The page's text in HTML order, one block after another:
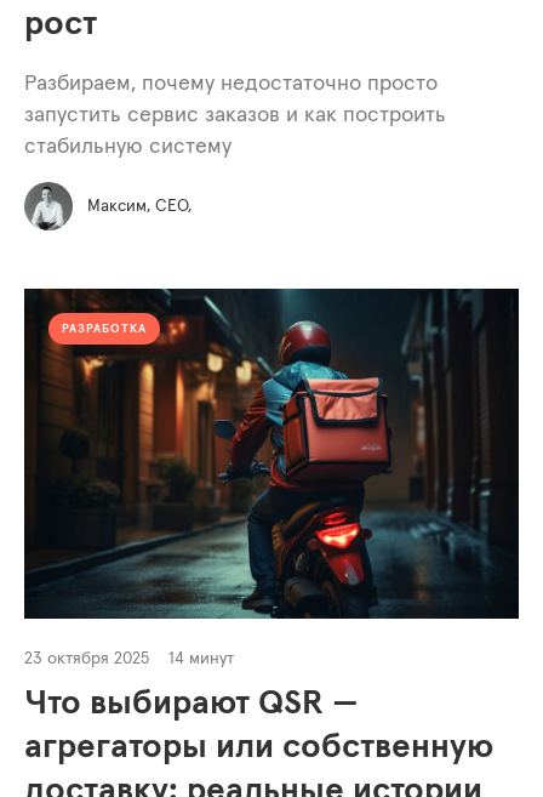
рост
Разбираем, почему недостаточно просто
запустить сервис заказов и как построить
стабильную систему
Максим, СЕО,
РАЗРАБОТКА
23 октября 2025 14 минут
Что выбирают QSR —
агрегаторы или собственную